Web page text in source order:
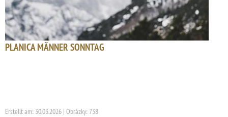
PLANICA MÄNNER SONNTAG
Erstellt am: 30.03.2026 | Obrázky: 738